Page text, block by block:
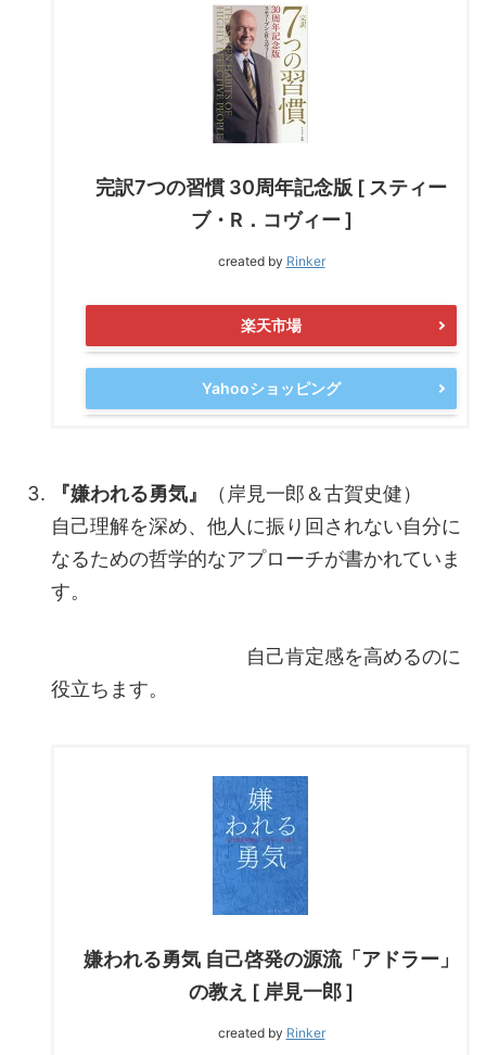
完訳7つの習慣 30周年記念版 [ スティー
ブ・R．コヴィー ]
created by Rinker
楽天市場
Yahooショッピング
『嫌われる勇気』
（岸見一郎＆古賀史健）
自己理解を深め、他人に振り回されない自分に
なるための哲学的なアプローチが書かれていま
す。
自己肯定感を高めるのに
役立ちます。
嫌われる勇気 自己啓発の源流「アドラー」
の教え [ 岸見一郎 ]
created by Rinker